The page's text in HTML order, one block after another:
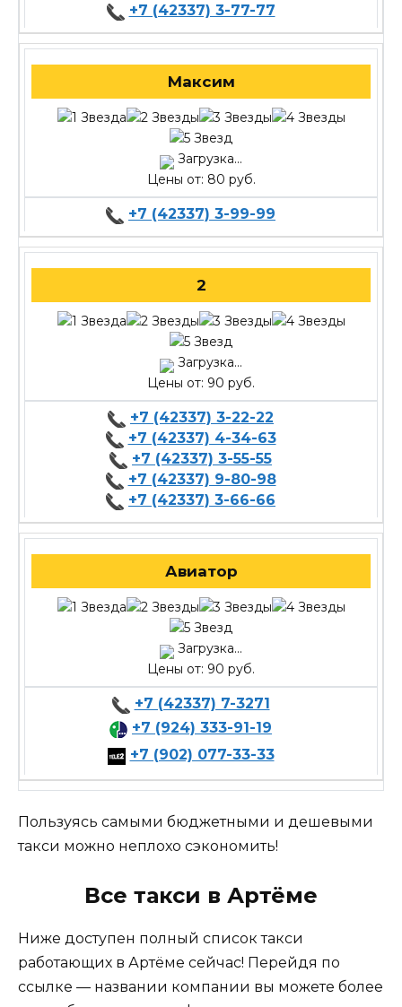
+7 (42337) 3-77-77
Максим
Загрузка...
Цены от: 80 руб.
+7 (42337) 3-99-99
2
Загрузка...
Цены от: 90 руб.
+7 (42337) 3-22-22
+7 (42337) 4-34-63
+7 (42337) 3-55-55
+7 (42337) 9-80-98
+7 (42337) 3-66-66
Авиатор
Загрузка...
Цены от: 90 руб.
+7 (42337) 7-3271
+7 (924) 333-91-19
+7 (902) 077-33-33
Пользуясь самыми бюджетными и дешевыми
такси можно неплохо сэкономить!
Все такси в Артёме
Ниже доступен полный список такси
работающих в Артёме сейчас! Перейдя по
ссылке — названии компании вы можете более